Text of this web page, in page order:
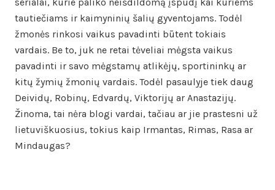
serialai, kurie paliko neišdildomą įspūdį kai kuriems
tautiečiams ir kaimyninių šalių gyventojams. Todėl
žmonės rinkosi vaikus pavadinti būtent tokiais
vardais. Be to, juk ne retai tėveliai mėgsta vaikus
pavadinti ir savo mėgstamų atlikėjų, sportininkų ar
kitų žymių žmonių vardais. Todėl pasaulyje tiek daug
Deividų, Robinų, Edvardų, Viktorijų ar Anastazijų.
Žinoma, tai nėra blogi vardai, tačiau ar jie prastesni už
lietuviškuosius, tokius kaip Irmantas, Rimas, Rasa ar
Mindaugas?